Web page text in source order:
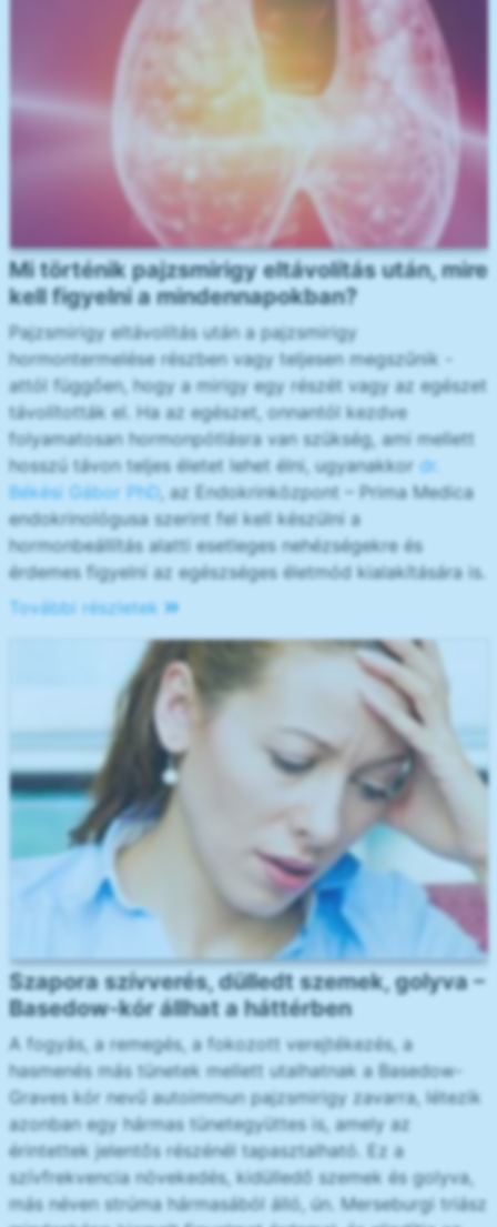
Mi történik pajzsmirigy eltávolítás után, mire
kell figyelni a mindennapokban?
Pajzsmirigy eltávolítás után a pajzsmirigy
hormontermelése részben vagy teljesen megszűnik -
attól függően, hogy a mirigy egy részét vagy az egészet
távolították el. Ha az egészet, onnantól kezdve
folyamatosan hormonpótlásra van szükség, ami mellett
hosszú távon teljes életet lehet élni, ugyanakkor dr.
Békési Gábor PhD
, az Endokrinközpont – Prima Medica
endokrinológusa szerint fel kell készülni a
hormonbeállítás alatti esetleges nehézségekre és
érdemes figyelni az egészséges életmód kialakítására is.
További részletek
Szapora szívverés, dülledt szemek, golyva –
Basedow-kór állhat a háttérben
A fogyás, a remegés, a fokozott verejtékezés, a
hasmenés más tünetek mellett utalhatnak a Basedow-
Graves kór nevű autoimmun pajzsmirigy zavarra, létezik
azonban egy hármas tünetegyüttes is, amely az
érintettek jelentős részénél tapasztalható. Ez a
szívfrekvencia növekedés, kidülledő szemek és golyva,
más néven strúma hármasából álló, ún. Merseburgi triász